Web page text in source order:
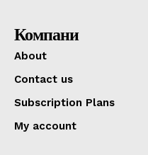
Компани
About
Contact us
Subscription Plans
My account